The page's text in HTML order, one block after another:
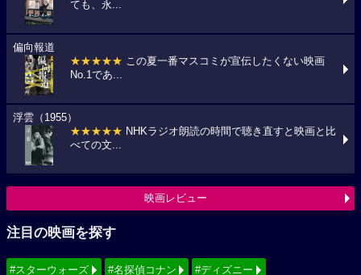
ても、永...
偏向報道
★★★★★ この夏一番マスコミが宣伝したくない映画
No.1であ...
浮雲（1955）
★★★★★ NHKラジオ朗読の時間で聴き直すと映画と比
べての文...
映画レビュー
注目の映画を探す
#スターウォーズ #名探偵コナン #ディズニー